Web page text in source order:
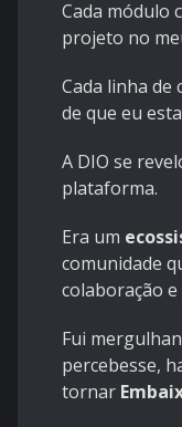
Cada módulo
projeto no
Cada linha de
de que eu
A DIO se
plataforma.
Era um
comunidade
colaboração
Fui
percebesse,
tornar